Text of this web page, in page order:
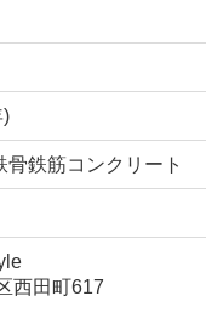
骨鉄筋コンクリート
西田町617